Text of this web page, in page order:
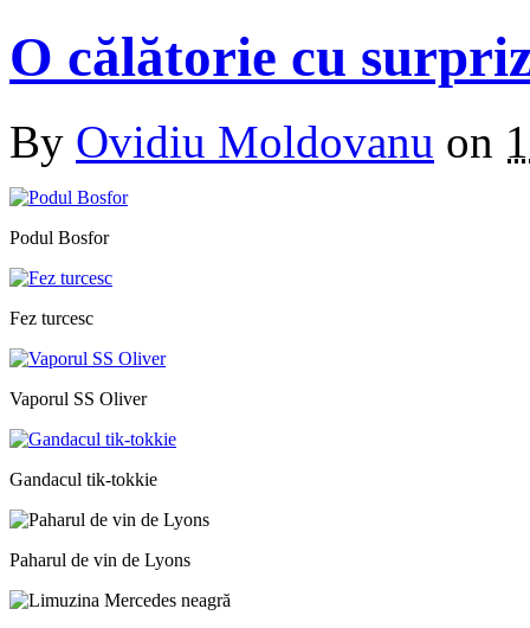
O călătorie cu
By Ovidiu Moldovanu on
Podul Bosfor
Fez turcesc
Vaporul SS Oliver
Gandacul tik-tokkie
Paharul de vin de Lyons